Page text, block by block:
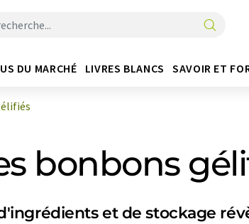
DU MARCHÉ LIVRES BLANCS SAVOIR ET
bonbons
et de stockage